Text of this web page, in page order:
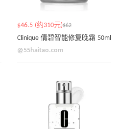
$46.5 (约310元)$62
Clinique 倩碧智能修复晚霜 50ml
@55haitao.com